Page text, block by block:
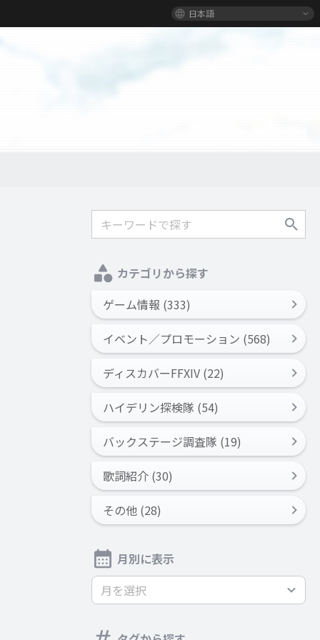
日本語
カテゴリから探す
ゲーム情報 (333)
イベント／プロモーション (568)
ディスカバーFFXIV (22)
ハイデリン探検隊 (54)
バックステージ調査隊 (19)
歌詞紹介 (30)
その他 (28)
月別に表示
月を選択